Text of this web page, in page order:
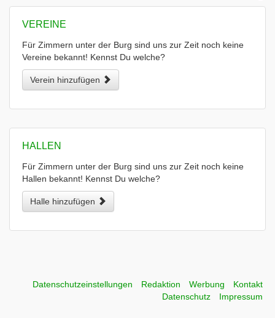
VEREINE
Für Zimmern unter der Burg sind uns zur Zeit noch keine
Vereine bekannt! Kennst Du welche?
Verein hinzufügen
HALLEN
Für Zimmern unter der Burg sind uns zur Zeit noch keine
Hallen bekannt! Kennst Du welche?
Halle hinzufügen
Datenschutzeinstellungen Redaktion Werbung
Kontakt
Datenschutz
Impressum